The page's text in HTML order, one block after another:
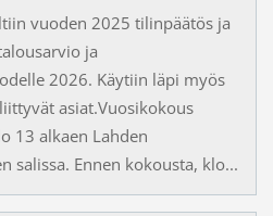
vuoden 2025 tilinpäätös ja
ja
2026. Käytiin läpi myös
asiat.Vuosikokous
13 alkaen Lahden
salissa. Ennen kokousta, klo...